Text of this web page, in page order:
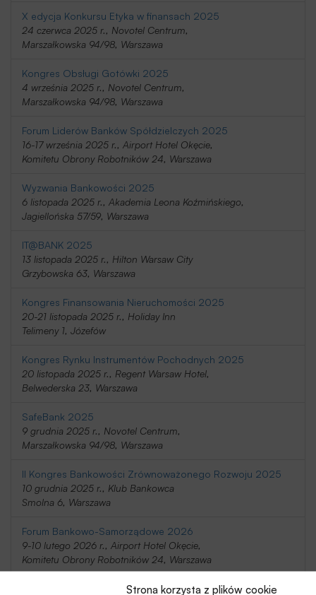
Strona korzysta z plików cookie
X edycja Konkursu Etyka w finansach 2025
24 czerwca 2025 r., Novotel Centrum,
Marszałkowska 94/98, Warszawa
Kongres Obsługi Gotówki 2025
4 września 2025 r., Novotel Centrum,
Marszałkowska 94/98, Warszawa
Forum Liderów Banków Spółdzielczych 2025
16-17 września 2025 r., Airport Hotel Okęcie,
Komitetu Obrony Robotników 24, Warszawa
Wyzwania Bankowości 2025
6 listopada 2025 r., Akademia Leona Koźmińskiego,
Jagiellońska 57/59, Warszawa
IT@BANK 2025
13 listopada 2025 r., Hilton Warsaw City
Grzybowska 63, Warszawa
Kongres Finansowania Nieruchomości 2025
20-21 listopada 2025 r., Holiday Inn
Telimeny 1, Józefów
Kongres Rynku Instrumentów Pochodnych 2025
20 listopada 2025 r., Regent Warsaw Hotel,
Belwederska 23, Warszawa
SafeBank 2025
9 grudnia 2025 r., Novotel Centrum,
Marszałkowska 94/98, Warszawa
II Kongres Bankowości Zrównoważonego Rozwoju 2025
10 grudnia 2025 r., Klub Bankowca
Smolna 6, Warszawa
Forum Bankowo-Samorządowe 2026
9-10 lutego 2026 r., Airport Hotel Okęcie,
Komitetu Obrony Robotników 24, Warszawa